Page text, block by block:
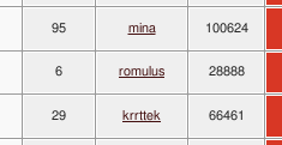
95 mina 100624
6 romulus 28888
29 krrttek 66461